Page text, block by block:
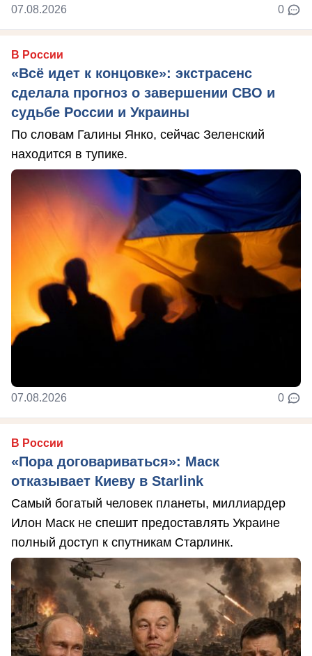
07.08.2026 0
В России
«Всё идет к концовке»: экстрасенс
сделала прогноз о завершении СВО и
судьбе России и Украины
По словам Галины Янко, сейчас Зеленский
находится в тупике.
07.08.2026 0
В России
«Пора договариваться»: Маск
отказывает Киеву в Starlink
Самый богатый человек планеты, миллиардер
Илон Маск не спешит предоставлять Украине
полный доступ к спутникам Старлинк.